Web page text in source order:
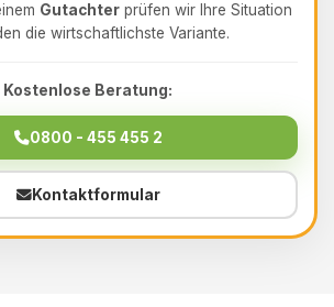
Gutachter prüfen wir Ihre Situation
die wirtschaftlichste Variante.
Kostenlose Beratung:
0800 - 455 455 2
Kontaktformular